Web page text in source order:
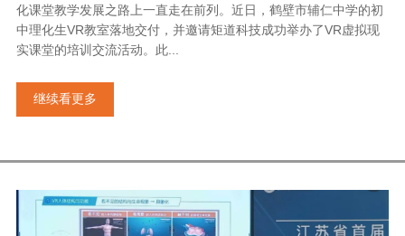
化课堂教学发展之路上一直走在前列。近日，鹤壁市辅仁中学的初
中理化生VR教室落地交付，并邀请矩道科技成功举办了VR虚拟现
实课堂的培训交流活动。此...
继续看更多